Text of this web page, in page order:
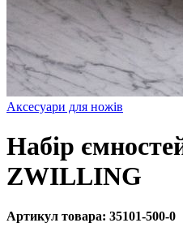
Аксесуари для ножів
Набір
ZWILLING
Артикул товара: 35101-500-0